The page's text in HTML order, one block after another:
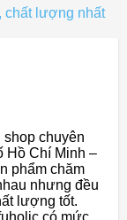
chất lượng nhất
shop chuyên
Hồ Chí Minh –
phẩm chăm
nhưng đều
lượng tốt.
có mức